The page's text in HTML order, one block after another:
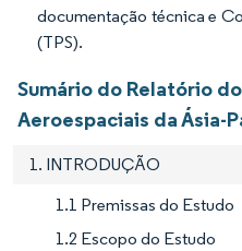
documentação técnica e
(TPS).
Sumário do Relatório
Aeroespaciais da Ásia-
1. INTRODUÇÃO
1.1 Premissas do Estudo
1.2 Escopo do Estudo